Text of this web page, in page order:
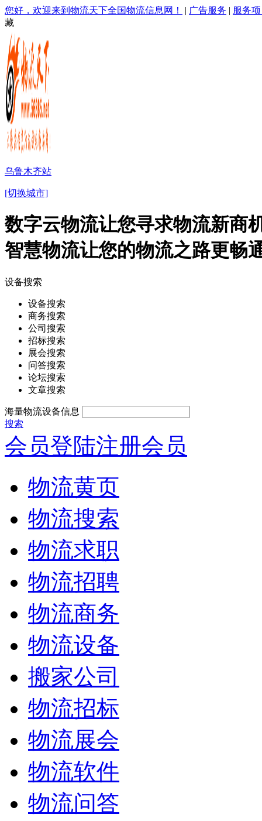
您好，欢迎来到物流天下全国物流信息网！ | 广告服务 | 服务
藏
乌鲁木齐站
[切换城市]
数字云物流让您寻求物流新商
智慧物流让您的物流之路更畅
设备搜索
设备搜索
商务搜索
公司搜索
招标搜索
展会搜索
问答搜索
论坛搜索
文章搜索
海量物流设备信息
搜索
会员登陆注册会员
物流黄页
物流搜索
物流求职
物流招聘
物流商务
物流设备
搬家公司
物流招标
物流展会
物流软件
物流问答